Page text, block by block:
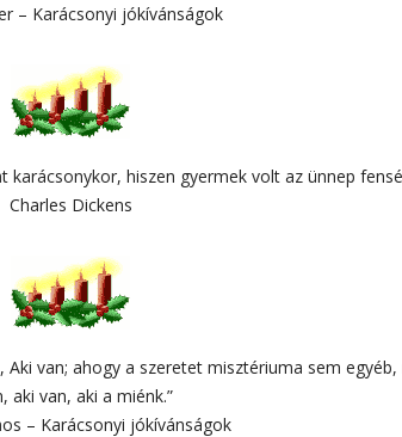
– Karácsonyi jókívánságok
karácsonykor, hiszen gyermek volt az ünnep
Charles Dickens
Aki van; ahogy a szeretet misztériuma sem
aki van, aki a miénk.”
– Karácsonyi jókívánságok